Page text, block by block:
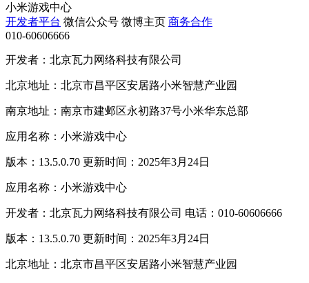
小米游戏中心
开发者平台 微信公众号 微博主页 商务合作
010-60606666
开发者：北京瓦力网络科技有限公司
北京地址：北京市昌平区安居路小米智慧产业园
南京地址：南京市建邺区永初路37号小米华东总部
应用名称：小米游戏中心
版本：13.5.0.70 更新时间：2025年3月24日
应用名称：小米游戏中心
开发者：北京瓦力网络科技有限公司 电话：010-60606666
版本：13.5.0.70 更新时间：2025年3月24日
北京地址：北京市昌平区安居路小米智慧产业园